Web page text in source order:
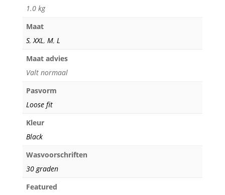
1.0 kg
Maat
S, XXL, M, L
Maat advies
Valt normaal
Pasvorm
Loose fit
Kleur
Black
Wasvoorschriften
30 graden
Featured